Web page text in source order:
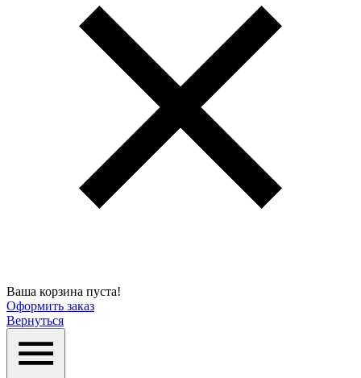
Ваша корзина пуста!
Оформить заказ
Вернуться